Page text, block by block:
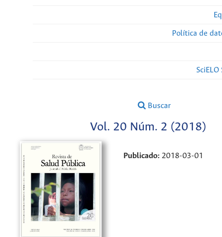
Política de
Buscar
Vol. 20 Núm. 2 (2018)
Publicado: 2018-03-01